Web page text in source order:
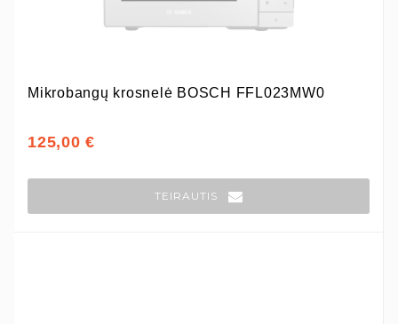
Mikrobangų krosnelė BOSCH FFL023MW0
125,00 €
TEIRAUTIS